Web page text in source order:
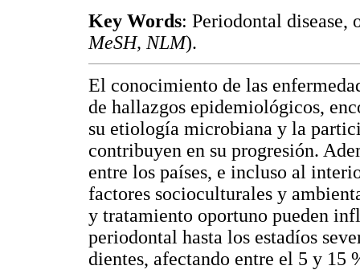
Key Words: Periodontal
MeSH, NLM).
El conocimiento de las
de hallazgos epidemiológicos,
su etiología microbiana y la
contribuyen en su progresión.
entre los países, e incluso al
factores socioculturales y
y tratamiento oportuno pueden
periodontal hasta los estadíos
dientes, afectando entre el 5 y 15